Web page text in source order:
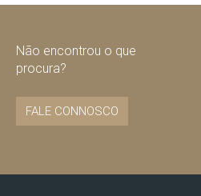
Não encontrou o que
procura?
FALE CONNOSCO